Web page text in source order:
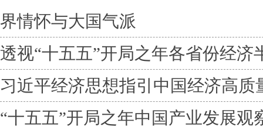
界情怀与大国气派
透视“十五五”开局之年各省份经济
习近平经济思想指引中国经济高质
“十五五”开局之年中国产业发展观